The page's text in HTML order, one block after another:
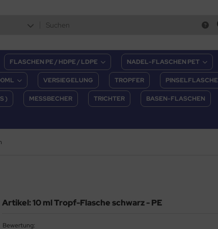
FLASCHEN PE / HDPE / LDPE NADEL-FLASCHEN PET
VERSIEGELUNG TROPFER PINSELFLASCHE
) MESSBECHER TRICHTER BASEN-FLASCHEN
Artikel: 10 ml Tropf-Flasche schwarz - PE
Bewertung: